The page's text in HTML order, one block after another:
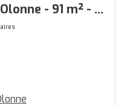
- 91 m² - 3